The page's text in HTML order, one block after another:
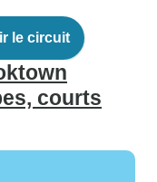
le circuit
courts